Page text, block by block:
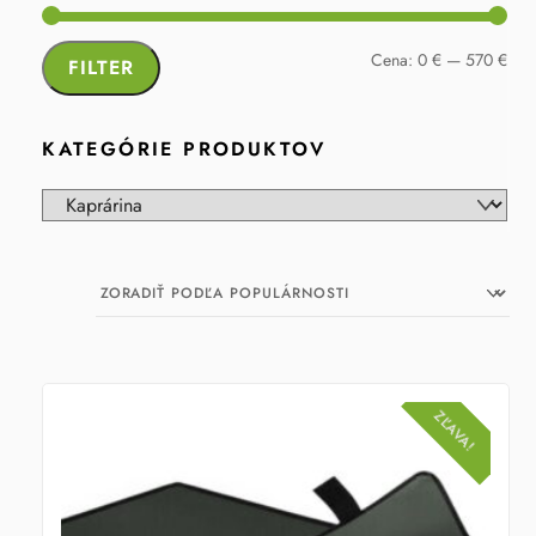
FILTER Cena: 0 €— 570 €
KATEGÓRIE PRODUKTOV
ZĽAVA!